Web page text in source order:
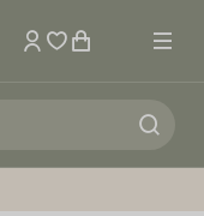
Mon compte